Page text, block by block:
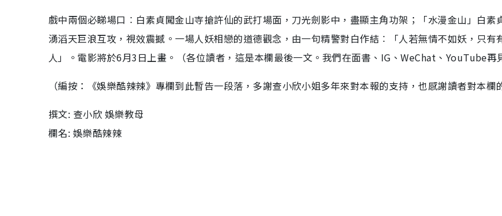
戲中兩個必睇場口︰白素貞闖金山寺搶許仙的武打場面，刀光劍影中，盡顯主角功架；「水漫金山」白素
湧滔天巨浪互攻，視效震撼。一場人妖相戀的道德觀念，由一句精警對白作結︰「人若無情不如妖，只有
人」。電影將於6月3日上畫。（各位讀者，這是本欄最後一文。我們在面書、IG、WeChat、YouTube再
（編按：《娛樂酷辣辣》專欄到此暫告一段落，多謝查小欣小姐多年來對本報的支持，也感謝讀者對本欄
撰文: 查小欣 娛樂教母
欄名: 娛樂酷辣辣